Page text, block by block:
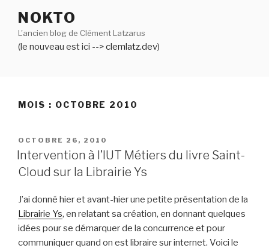
contenu
principal
NOKTO
L'ancien blog de Clément Latzarus
(le nouveau est ici -->clemlatz.dev)
MOIS : OCTOBRE 2010
PUBLIÉ
LE
OCTOBRE 26, 2010
Intervention à l’IUT Métiers du livre Saint-
Cloud sur la Librairie Ys
J’ai donné hier et avant-hier une petite présentation de la
Librairie Ys, en relatant sa création, en donnant quelques
idées pour se démarquer de la concurrence et pour
communiquer quand on est libraire sur internet. Voici le